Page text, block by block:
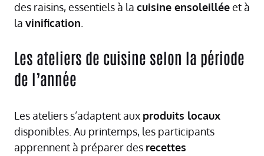
des raisins, essentiels à la cuisine ensoleilléeet à
la vinification
Les ateliers de cuisine selon la période
de l’année
Les ateliers s’adaptent aux produits locaux
disponibles. Au printemps, les participants
apprennent à préparer des recettes